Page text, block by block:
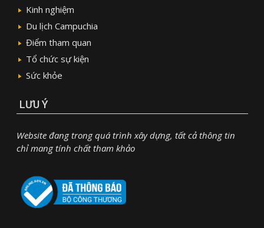
Kinh nghiệm
Du lịch Campuchia
Điểm tham quan
Tổ chức sự kiện
Sức khỏe
LƯU Ý
Website đang trong quá trình xây dựng, tất cả thông tin
chỉ mang tính chất tham khảo